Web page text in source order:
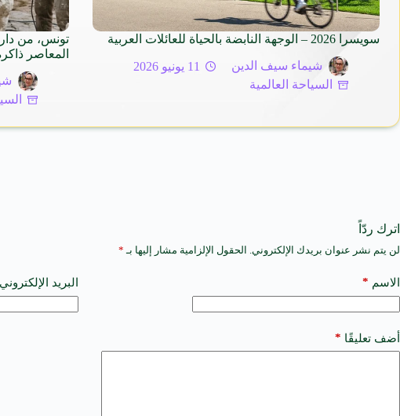
سويسرا 2026 – الوجهة النابضة بالحياة للعائلات العربية
شيماء سيف الدين
11 يونيو 2026
السياحة العالمية
تونس، من
المعاصر
اترك ردّاً
لن يتم نشر عنوان بريدك الإلكتروني. الحقول الإلزامية مشار إليها بـ *
الاسم * البريد الإلكتروني
أضف تعليقًا *
A
t
e
a
t